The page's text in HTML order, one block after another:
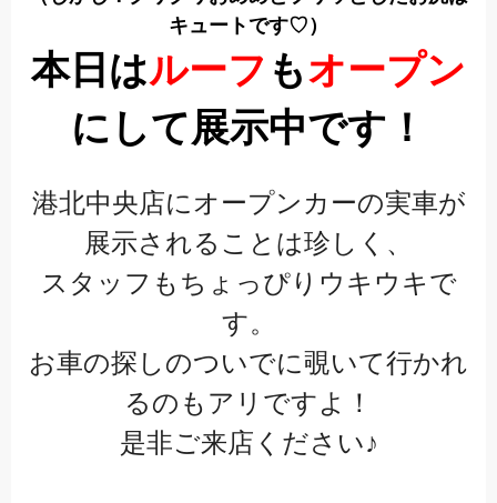
キュートです♡）
本日はルーフ もオープン
にして展示中です！
港北中央店にオープンカーの実車が
展示されることは珍しく、
スタッフもちょっぴりウキウキで
す。
お車の探しのついでに覗いて行かれ
るのもアリですよ！
是非ご来店ください♪